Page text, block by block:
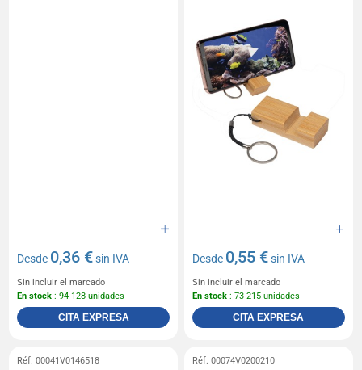
Desde 0,36 €sin IVA
Sin incluir el marcado
En stock : 94 128 unidades
CITA EXPRESA
Desde 0,55 €sin IVA
Sin incluir el marcado
En stock : 73 215 unidades
CITA EXPRESA
Réf. 00041V0146518 Réf. 00074V0200210